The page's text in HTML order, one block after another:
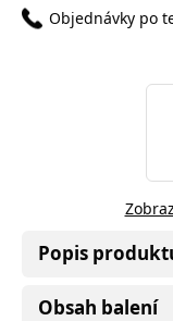
Objednávky po
Popis
Obsah balení